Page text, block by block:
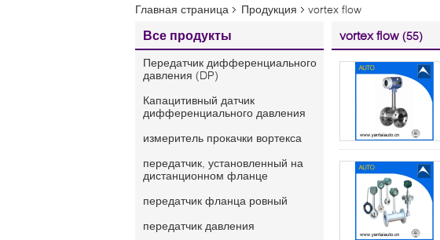
Главная страница Продукция vortex flow
Все продукты
Передатчик дифференциального
давления (DP)
Капацитивный датчик
дифференциального давления
измеритель прокачки вортекса
передатчик, установленный на
дистанционном фланце
передатчик фланца ровный
передатчик давления
vortex flow (55)